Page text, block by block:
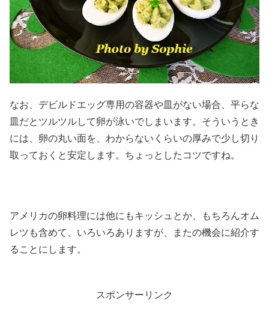
なお、デビルドエッグ専用の容器や皿がない場合、平らな
皿だとツルツルして卵が泳いでしまいます。そういうとき
には、卵の丸い面を、わからないくらいの厚みで少し切り
取っておくと安定します。ちょっとしたコツですね。
アメリカの卵料理には他にもキッシュとか、もちろんオム
レツも含めて、いろいろありますが、またの機会に紹介す
ることにします。
スポンサーリンク